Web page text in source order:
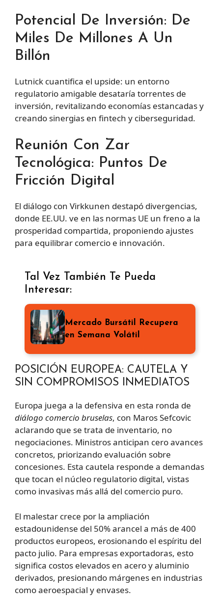
Potencial De Inversión: De
Miles De Millones A Un
Billón
Lutnick cuantifica el upside: un entorno
regulatorio amigable desataría torrentes de
inversión, revitalizando economías estancadas y
creando sinergias en fintech y ciberseguridad.
Reunión Con Zar
Tecnológica: Puntos De
Fricción Digital
El diálogo con Virkkunen destapó divergencias,
donde EE.UU. ve en las normas UE un freno a la
prosperidad compartida, proponiendo ajustes
para equilibrar comercio e innovación.
Tal Vez También Te Pueda
Interesar:
Mercado Bursátil Recupera
en Semana Volátil
POSICIÓN EUROPEA: CAUTELA Y
SIN COMPROMISOS INMEDIATOS
Europa juega a la defensiva en esta ronda de
diálogo comercio bruselas, con Maros Sefcovic
aclarando que se trata de inventario, no
negociaciones. Ministros anticipan cero avances
concretos, priorizando evaluación sobre
concesiones. Esta cautela responde a demandas
que tocan el núcleo regulatorio digital, vistas
como invasivas más allá del comercio puro.
El malestar crece por la ampliación
estadounidense del 50% arancel a más de 400
productos europeos, erosionando el espíritu del
pacto julio. Para empresas exportadoras, esto
significa costos elevados en acero y aluminio
derivados, presionando márgenes en industrias
como aeroespacial y envases.